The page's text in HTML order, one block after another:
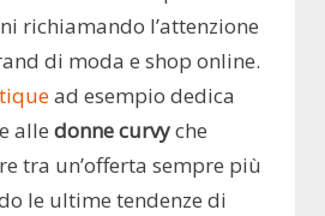
richiamando l’attenzione
di moda e shop online.
ad esempio dedica
alle donne curvyche
tra un’offerta sempre più
le ultime tendenze di